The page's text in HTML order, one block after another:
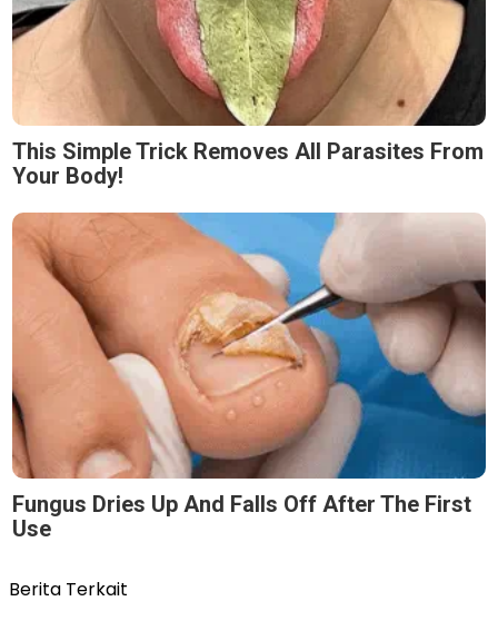
This Simple Trick Removes All Parasites From
Your Body!
Fungus Dries Up And Falls Off After The First
Use
Berita Terkait